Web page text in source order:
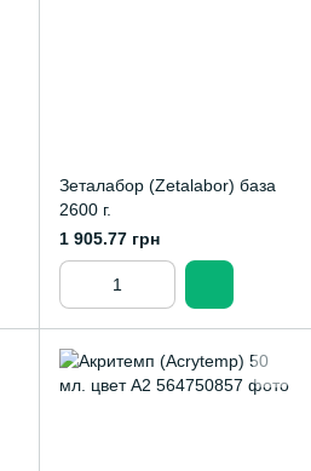
Зеталабор (Zetalabor) база
2600 г.
1 905.77 грн